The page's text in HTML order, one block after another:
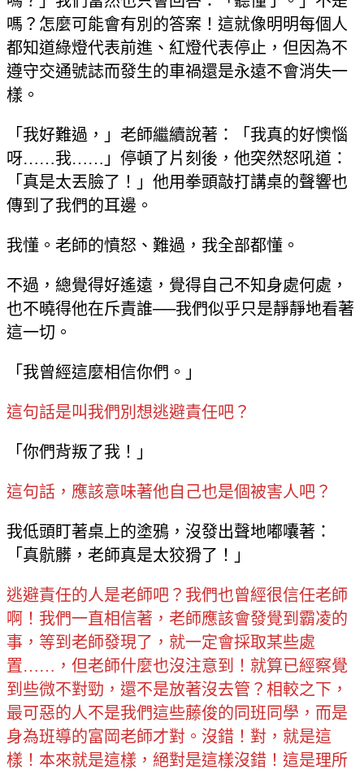
嗎？怎麼可能會有別的答案！這就像明明每個人
都知道綠燈代表前進、紅燈代表停止，但因為不
遵守交通號誌而發生的車禍還是永遠不會消失一
樣。
「我好難過，」老師繼續說著：「我真的好懊惱
呀……我……」停頓了片刻後，他突然怒吼道：
「真是太丟臉了！」他用拳頭敲打講桌的聲響也
傳到了我們的耳邊。
我懂。老師的憤怒、難過，我全部都懂。
不過，總覺得好遙遠，覺得自己不知身處何處，
也不曉得他在斥責誰──我們似乎只是靜靜地看著
這一切。
「我曾經這麼相信你們。」
這句話是叫我們別想逃避責任吧？
「你們背叛了我！」
這句話，應該意味著他自己也是個被害人吧？
我低頭盯著桌上的塗鴉，沒發出聲地嘟囔著：
「真骯髒，老師真是太狡猾了！」
逃避責任的人是老師吧？我們也曾經很信任老師
啊！我們一直相信著，老師應該會發覺到霸凌的
事，等到老師發現了，就一定會採取某些處
置……，但老師什麼也沒注意到！就算已經察覺
到些微不對勁，還不是放著沒去管？相較之下，
最可惡的人不是我們這些藤俊的同班同學，而是
身為班導的富岡老師才對。沒錯！對，就是這
樣！本來就是這樣，絕對是這樣沒錯！這是理所